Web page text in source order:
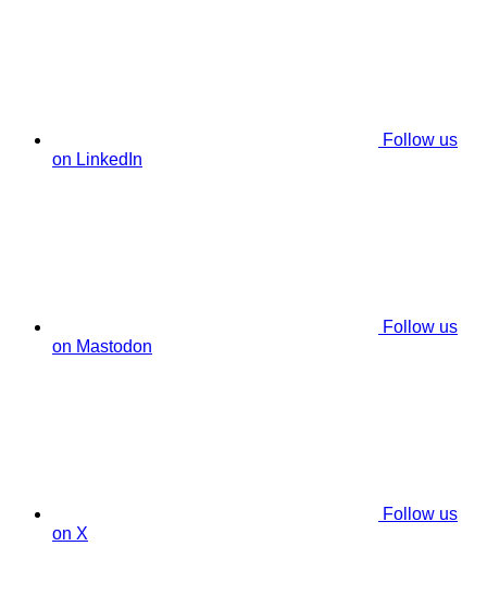
Follow us
on LinkedIn
Follow us
on Mastodon
Follow us
on X